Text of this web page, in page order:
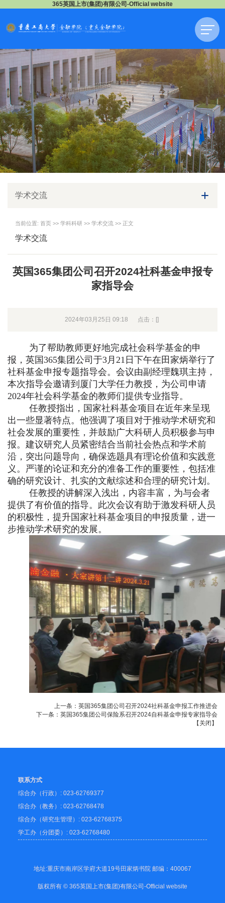
365英国上市(集团)有限公司-Official website
学术交流
当前位置: 首页 >> 学科科研 >> 学术交流 >> 正文
学术交流
英国365集团公司召开2024社科基金申报专
家指导会
2024年03月25日 09:18 点击：[]
为了帮助教师更好地完成社会科学基金的申
报，英国365集团公司于3月21日下午在田家炳举行了
社科基金申报专题指导会。会议由副经理魏琪主持，
本次指导会邀请到厦门大学任力教授，为公司申请
2024年社会科学基金的教师们提供专业指导。
任教授指出，国家社科基金项目在近年来呈现
出一些显著特点。他强调了项目对于推动学术研究和
社会发展的重要性，并鼓励广大科研人员积极参与申
报。建议研究人员紧密结合当前社会热点和学术前
沿，突出问题导向，确保选题具有理论价值和实践意
义。严谨的论证和充分的准备工作的重要性，包括准
确的研究设计、扎实的文献综述和合理的研究计划。
任教授的讲解深入浅出，内容丰富，为与会者
提供了有价值的指导。此次会议有助于激发科研人员
的积极性，提升国家社科基金项目的申报质量，进一
步推动学术研究的发展。
上一条： 英国365集团公司召开2024社科基金申报工作推进会
下一条： 英国365集团公司保险系召开2024自科基金申报专家指导会
【 关闭 】
联系方式
综合办（行政）: 023-62769377
综合办（教务）: 023-62768478
综合办（研究生管理）: 023-62768375
学工办（分团委）: 023-62768480
地址:重庆市南岸区学府大道19号田家炳书院 邮编：400067
版权所有 © 365英国上市(集团)有限公司-Official website